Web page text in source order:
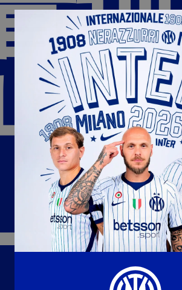
Youth sector
合作伙伴
国际米兰俱乐部
国际米兰
Matchday programme
Hospitality
Hospitality Virtual Tour
Away
Parking